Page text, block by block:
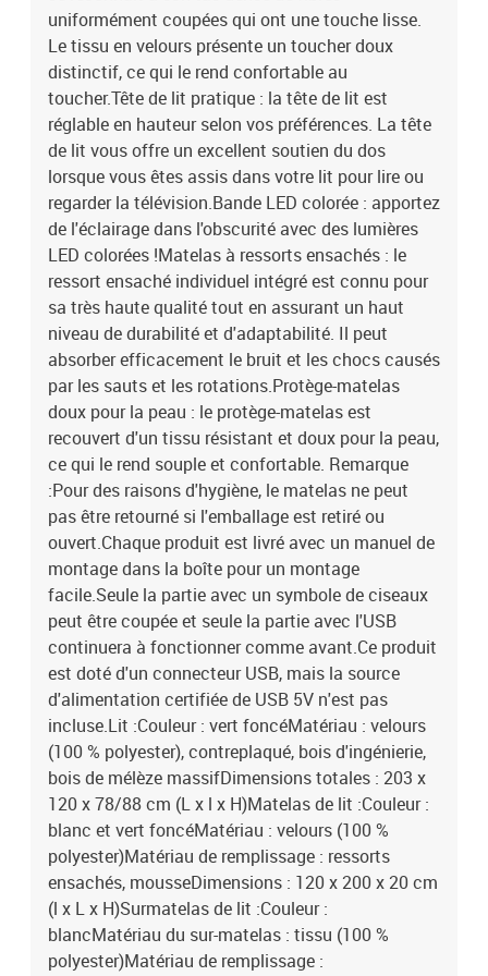
ciseauxLa livraison contient :1 x cadre de lit1 x tête de lit1 x
matelas1 x surmatelas1 x Bande LED
uniformément coupées qui ont une touche lisse.
Le tissu en velours présente un toucher doux
distinctif, ce qui le rend confortable au
toucher.Tête de lit pratique : la tête de lit est
réglable en hauteur selon vos préférences. La tête
de lit vous offre un excellent soutien du dos
lorsque vous êtes assis dans votre lit pour lire ou
regarder la télévision.Bande LED colorée : apportez
de l'éclairage dans l'obscurité avec des lumières
LED colorées !Matelas à ressorts ensachés : le
ressort ensaché individuel intégré est connu pour
sa très haute qualité tout en assurant un haut
niveau de durabilité et d'adaptabilité. Il peut
absorber efficacement le bruit et les chocs causés
par les sauts et les rotations.Protège-matelas
doux pour la peau : le protège-matelas est
recouvert d'un tissu résistant et doux pour la peau,
ce qui le rend souple et confortable. Remarque
:Pour des raisons d'hygiène, le matelas ne peut
pas être retourné si l'emballage est retiré ou
ouvert.Chaque produit est livré avec un manuel de
montage dans la boîte pour un montage
facile.Seule la partie avec un symbole de ciseaux
peut être coupée et seule la partie avec l'USB
continuera à fonctionner comme avant.Ce produit
est doté d'un connecteur USB, mais la source
d'alimentation certifiée de USB 5V n'est pas
incluse.Lit :Couleur : vert foncéMatériau : velours
(100 % polyester), contreplaqué, bois d'ingénierie,
bois de mélèze massifDimensions totales : 203 x
120 x 78/88 cm (L x l x H)Matelas de lit :Couleur :
blanc et vert foncéMatériau : velours (100 %
polyester)Matériau de remplissage : ressorts
ensachés, mousseDimensions : 120 x 200 x 20 cm
(l x L x H)Surmatelas de lit :Couleur :
blancMatériau du sur-matelas : tissu (100 %
polyester)Matériau de remplissage :